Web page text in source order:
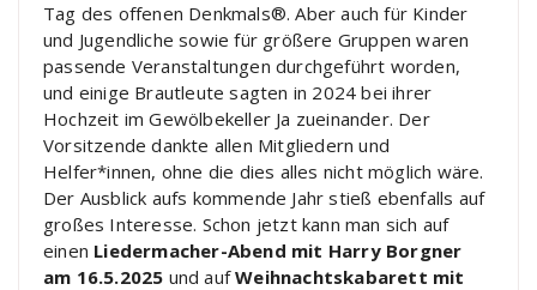
Tag des offenen Denkmals®. Aber auch für Kinder
und Jugendliche sowie für größere Gruppen waren
passende Veranstaltungen durchgeführt worden,
und einige Brautleute sagten in 2024 bei ihrer
Hochzeit im Gewölbekeller Ja zueinander. Der
Vorsitzende dankte allen Mitgliedern und
Helfer*innen, ohne die dies alles nicht möglich wäre.
Der Ausblick aufs kommende Jahr stieß ebenfalls auf
großes Interesse. Schon jetzt kann man sich auf
einen Liedermacher-Abend mit Harry Borgner
am 16.5.2025 und aufWeihnachtskabarett mit